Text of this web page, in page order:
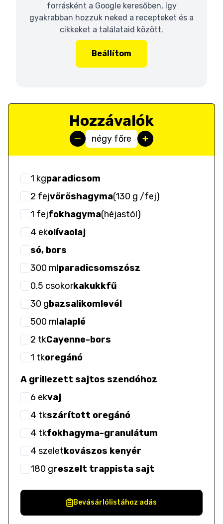
forrásként a Google keresőben, így
gyakrabban hozzuk neked a recepteket és a
cikkeket a találataid között.
Beállítom
Hozzávalók
négy főre
1 kgparadicsom
2 fejvöröshagyma(130 g /fej)
1 fejfokhagyma(héjastól)
4 ekolívaolaj
só, bors
300 mlparadicsomszósz
0.5 csokorkakukkfű
30 gbazsalikomlevél
500 mlalaplé
2 tkCayenne-bors
1 tkoregánó
A grillezett sajtos szendóhoz
6 ekvaj
4 tkszárított oregánó
4 tkfokhagyma-granulátum
4 szeletkovászos kenyér
180 greszelt trappista sajt
Bevásárlólistához adás